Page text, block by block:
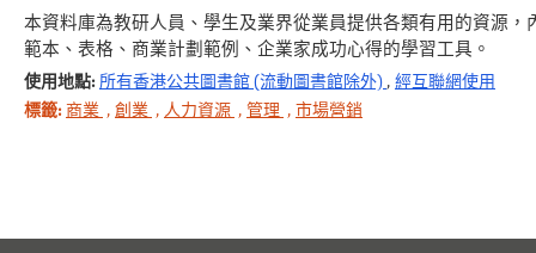
本資料庫為教研人員、學生及業界從業員提供各類有用的資源
範本、表格、商業計劃範例、企業家成功心得的學習工具。
使用地點: 所有香港公共圖書館 (流動圖書館除外) , 經互聯網使用
標籤: 商業 , 創業 , 人力資源 , 管理 , 市場營銷